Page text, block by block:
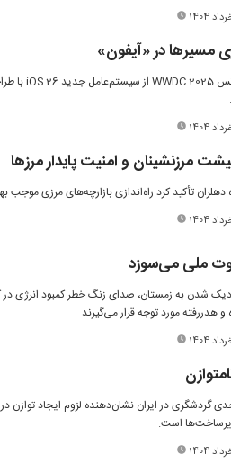
مسیرها در «آیفون»
مرزنشینان و امنیت پایدار مرزها
دهلران تأکید کرد راه‌اندازی بازارچه‌های مرزی
ملی می‌سوزد
شدن به زمستان، صدای زنگ خطر کمبود انرژی
هدررفته مورد توجه قرار می‌گیرند.
گردشگری در ایران نشان‌دهنده لزوم ایجاد توازن
است.